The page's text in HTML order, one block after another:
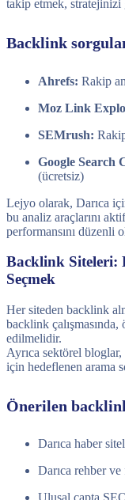
takip etmek, stratejinizi
Backlink
Ahrefs: Rakip
Moz Link
SEMrush:
Google Search
(ücretsiz)
Lejyo olarak, Darıca
bu analiz araçlarını
performansını düzenli
Backlink Siteleri:
Seçmek
Her siteden backlink
backlink
edilmelidir.
Ayrıca sektörel
için hedeflenen arama
Önerilen
Darıca haber
Darıca rehber